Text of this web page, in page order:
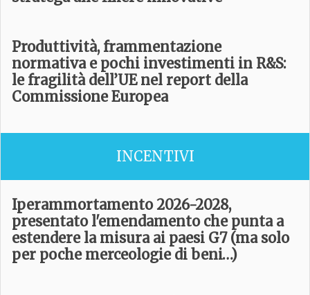
Produttività, frammentazione
normativa e pochi investimenti in R&S:
le fragilità dell’UE nel report della
Commissione Europea
INCENTIVI
Iperammortamento 2026-2028,
presentato l'emendamento che punta a
estendere la misura ai paesi G7 (ma solo
per poche merceologie di beni…)